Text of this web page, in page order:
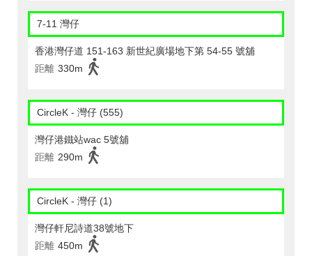
7-11 灣仔
香港灣仔道 151-163 新世紀廣場地下第 54-55 號舖
距離 330m
CircleK - 灣仔 (555)
灣仔港鐵站wac 5號舖
距離 290m
CircleK - 灣仔 (1)
灣仔軒尼詩道38號地下
距離 450m